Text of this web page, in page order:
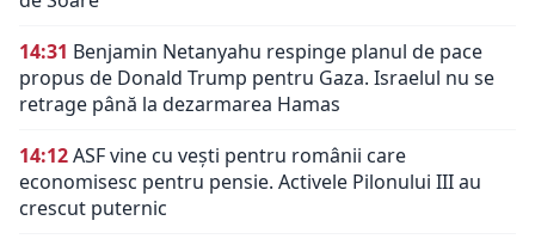
14:31 Benjamin Netanyahu respinge planul de pace
propus de Donald Trump pentru Gaza. Israelul nu se
retrage până la dezarmarea Hamas
14:12ASF vine cu vești pentru românii care
economisesc pentru pensie. Activele Pilonului III au
crescut puternic